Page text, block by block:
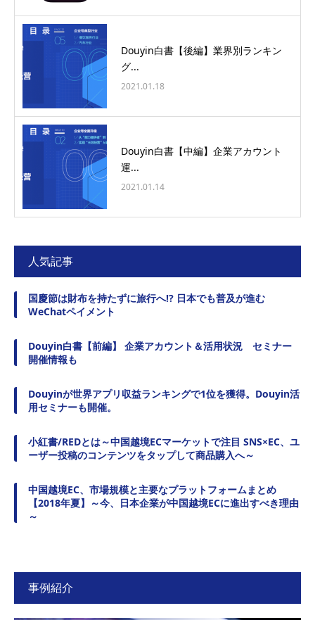
Douyin白書【後編】業界別ランキン
グ...
2021.01.18
Douyin白書【中編】企業アカウント
運...
2021.01.14
人気記事
国慶節は財布を持たずに旅行へ!? 日本でも普及が進む
WeChatペイメント
Douyin白書【前編】 企業アカウント＆活用状況 セミナー
開催情報も
Douyinが世界アプリ収益ランキングで1位を獲得。Douyin活
用セミナーも開催。
小紅書/REDとは～中国越境ECマーケットで注目 SNS×EC、ユ
ーザー投稿のコンテンツをタップして商品購入へ～
中国越境EC、市場規模と主要なプラットフォームまとめ
【2018年夏】～今、日本企業が中国越境ECに進出すべき理由
～
事例紹介